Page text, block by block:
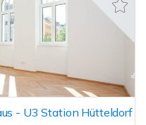
- U3 Station Hütteldorf